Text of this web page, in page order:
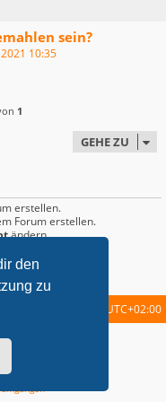
den
zu
sein?
10:35
1
GEHE ZU
erstellen.
Forum erstellen.
ändern.
erstellen.
UTC+02:00
by
© phpBB Limited
phpBB.de